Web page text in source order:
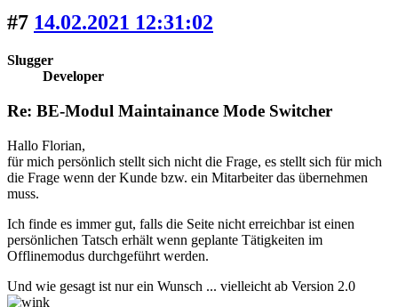
#7 14.02.2021 12:31:02
Slugger
Developer
Re: BE-Modul Maintainance Mode Switcher
Hallo Florian,
für mich persönlich stellt sich nicht die Frage, es stellt sich für mich
die Frage wenn der Kunde bzw. ein Mitarbeiter das übernehmen
muss.
Ich finde es immer gut, falls die Seite nicht erreichbar ist einen
persönlichen Tatsch erhält wenn geplante Tätigkeiten im
Offlinemodus durchgeführt werden.
Und wie gesagt ist nur ein Wunsch ... vielleicht ab Version 2.0